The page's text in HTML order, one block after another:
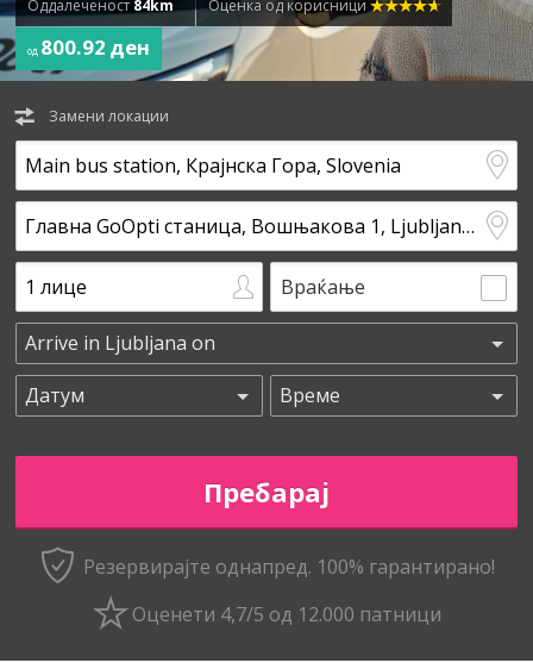
Оддалеченост 84km Оценка од корисници
од 800.92 ден
Замени локации
Враќање
Резервирајте однапред. 100% гарантирано!
Оценети 4,7/5 од 12.000 патници